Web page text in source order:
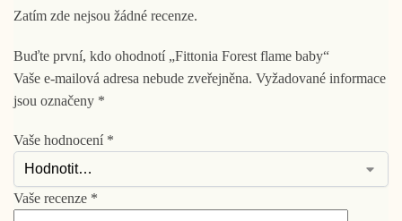
Zatím zde nejsou žádné recenze.
Buďte první, kdo ohodnotí „Fittonia Forest flame baby“
Vaše e-mailová adresa nebude zveřejněna. Vyžadované informace
jsou označeny *
Vaše hodnocení *
Vaše recenze *